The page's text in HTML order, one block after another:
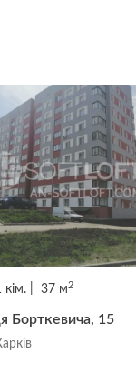
кім. 37 м2
Борткевича, 15